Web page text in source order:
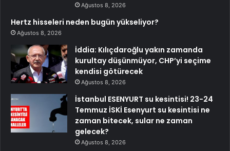
Ağustos 8, 2026
Hertz hisseleri neden bugün yükseliyor?
Ağustos 8, 2026
İddia: Kılıçdaroğlu yakın zamanda
kurultay düşünmüyor, CHP’yi seçime
kendisi götürecek
Ağustos 8, 2026
İstanbul ESENYURT su kesintisi! 23-24
Temmuz İSKİ Esenyurt su kesintisi ne
zaman bitecek, sular ne zaman
gelecek?
Ağustos 8, 2026